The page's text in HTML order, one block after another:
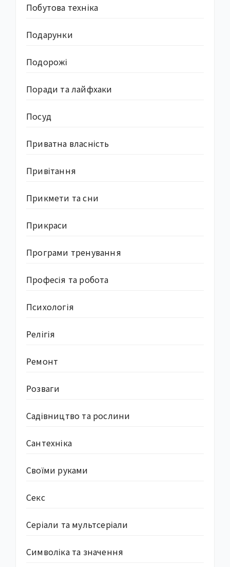
Побутова техніка
Подарунки
Подорожі
Поради та лайфхаки
Посуд
Приватна власність
Привітання
Прикмети та сни
Прикраси
Програми тренування
Професія та робота
Психологія
Релігія
Ремонт
Розваги
Садівництво та рослини
Сантехніка
Своїми руками
Секс
Серіали та мультсеріали
Символіка та значення